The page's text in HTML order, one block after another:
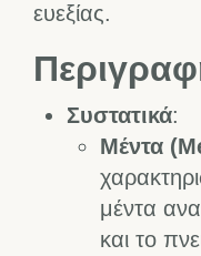
ευεξίας.
Συστατικά:
Μέντα
μέντα
και το